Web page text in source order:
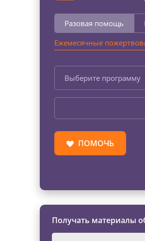
Разовая помощь
Ежемесячные
Выберите программу
ПОМОЧЬ
Получать материалы